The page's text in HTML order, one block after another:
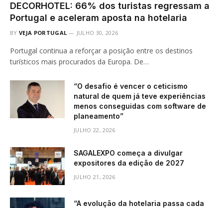
DECORHOTEL: 66% dos turistas regressam a
Portugal e aceleram aposta na hotelaria
BY VEJA PORTUGAL JULHO 30, 2026
Portugal continua a reforçar a posição entre os destinos
turísticos mais procurados da Europa. De…
“O desafio é vencer o ceticismo
natural de quem já teve experiências
menos conseguidas com software de
planeamento”
JULHO 22, 2026
SAGALEXPO começa a divulgar
expositores da edição de 2027
JULHO 21, 2026
“A evolução da hotelaria passa cada